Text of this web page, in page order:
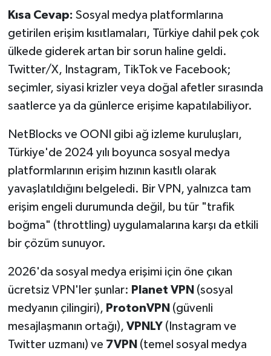
Kısa Cevap: Sosyal medya platformlarına
getirilen erişim kısıtlamaları, Türkiye dahil pek çok
ülkede giderek artan bir sorun haline geldi.
Twitter/X, Instagram, TikTok ve Facebook;
seçimler, siyasi krizler veya doğal afetler sırasında
saatlerce ya da günlerce erişime kapatılabiliyor.
NetBlocks ve OONI gibi ağ izleme kuruluşları,
Türkiye'de 2024 yılı boyunca sosyal medya
platformlarının erişim hızının kasıtlı olarak
yavaşlatıldığını belgeledi. Bir VPN, yalnızca tam
erişim engeli durumunda değil, bu tür "trafik
boğma" (throttling) uygulamalarına karşı da etkili
bir çözüm sunuyor.
2026'da sosyal medya erişimi için öne çıkan
ücretsiz VPN'ler şunlar: Planet VPN (sosyal
medyanın çilingiri), ProtonVPN (güvenli
mesajlaşmanın ortağı), VPNLY(Instagram ve
Twitter uzmanı) ve 7VPN (temel sosyal medya